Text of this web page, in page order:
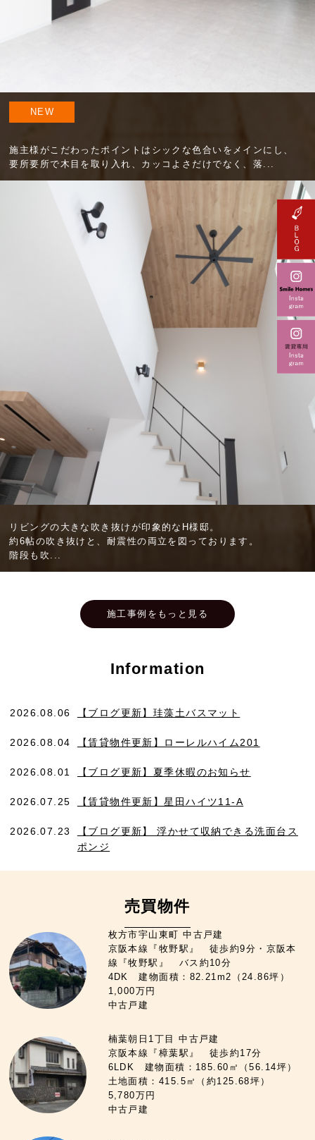
NEW
施主様がこだわったポイントはシックな色合いをメインにし、
要所要所で木目を取り入れ、カッコよさだけでなく、落...
リビングの大きな吹き抜けが印象的なH様邸。
約6帖の吹き抜けと、耐震性の両立を図っております。
階段も吹...
施工事例をもっと見る
Information
2026.08.06 【ブログ更新】珪藻土バスマット
2026.08.04 【賃貸物件更新】ローレルハイム201
2026.08.01 【ブログ更新】夏季休暇のお知らせ
2026.07.25 【賃貸物件更新】星田ハイツ11-A
2026.07.23
【ブログ更新】 浮かせて収納できる洗面台ス
ポンジ
売買物件
枚方市宇山東町 中古戸建
京阪本線『牧野駅』 徒歩約9分・京阪本
線『牧野駅』 バス約10分
4DK 建物面積：82.21m2（24.86坪）
1,000万円
中古戸建
楠葉朝日1丁目 中古戸建
京阪本線『樟葉駅』 徒歩約17分
6LDK 建物面積：185.60㎡（56.14坪）
土地面積：415.5㎡（約125.68坪）
5,780万円
中古戸建